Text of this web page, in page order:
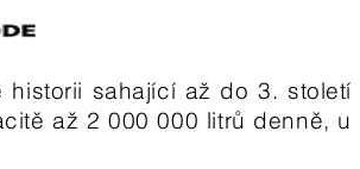
sahající až do 3. století
až 2 000 000 litrů denně, u